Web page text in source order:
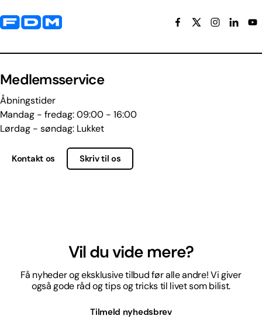
Yderligere information og kontaktoplysninger
Medlemsservice
Åbningstider
Mandag - fredag: 09:00 - 16:00
Lørdag - søndag: Lukket
Kontakt os Skriv til os
Vil du vide mere?
Få nyheder og eksklusive tilbud før alle andre! Vi giver
også gode råd og tips og tricks til livet som bilist.
Tilmeld nyhedsbrev